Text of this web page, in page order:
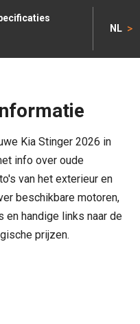
NL >
Kia Stinger 2026 in
info over oude
van het exterieur en
beschikbare motoren,
handige links naar de
prijzen.